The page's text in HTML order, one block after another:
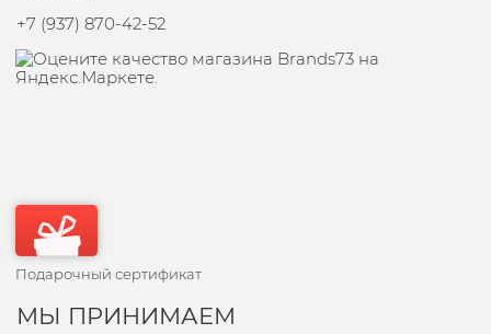
+7 (937) 870-42-52
Подарочный сертификат
МЫ ПРИНИМАЕМ